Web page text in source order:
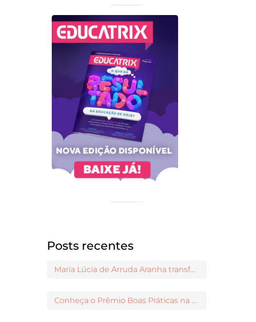
Posts recentes
Maria Lúcia de Arruda Aranha transformou o ensino de Filosofia no Brasil
Conheça o Prêmio Boas Práticas na Escola